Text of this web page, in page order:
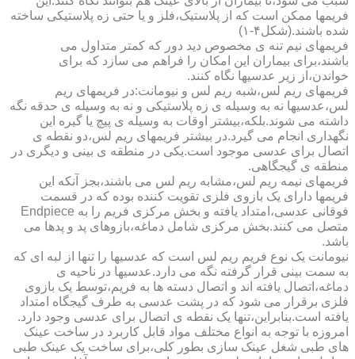
فریمها ممکن است که از پلاستیک،فلز و یا حتی زه پلاستیکی ساخته
شده باشند.(شکل۴-۱)
فریمهای نیم تنه ی مخصوص دید دور که کمتر متداول می
باشند،برای بیماران این امکان را فراهم می سازد که برای
خواندن،از زیر عدسیها نگاه کنند.
فریمهای ریم لس،شبه ریم لس و نیومانت:در فریمهای ریم
لس،عدسیها نه به وسیله ی زه پلاستیکی و نه به وسیله ی حدقه نگه
داشته می شوند.بلکه،بیشتر اوقات به وسیله ی پیچ یا گیره این
نگهداری انجام می گیرد.در بیشتر فریمهای ریم لس،دو نقطه ی
اتصال برای عدسی موجود است.یکی در منطقه ی بینی و دیگری در
منطقه ی گیجگاهی.
فریمهای نیمه ریم لس،مشابه ریم لس می باشند،بجز آنکه این
فریمها دارای یک بازوی فلزی تقویت کننده بوده که در قسمت
فوقانی عدسی،امتداد یافته و بخش مرکزی فریم را به Endpiece
متصل می کنند.بخش مرکزی شامل دماغه،بازوهای پد و پدها می
باشد.
نیومانت یک نوع فریم ریم لس است که عدسیها را تنها از لبه ای که
به سمت بینی قرار گرفته نگه می دارد.عدسیها در ناحیه ی
دماغه،اتصال یافته اند و اتصال دسته ها به فریم،توسط یک بازوی
فلزی برقرار می شود که در پشت عدسی به طرف گیجگاه امتداد
یافته است.بنابراین،تنها یک نقطه ی اتصال برای عدسی وجود دارد.
امروزه با توجه به انواع مختلف مواد قابل کاربرد در ساخت عینک
های طبی شغل عینک سازی بطور کلی،برای ساخت یک عینک طبی